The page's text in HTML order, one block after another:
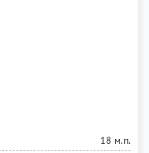
18 м.п.